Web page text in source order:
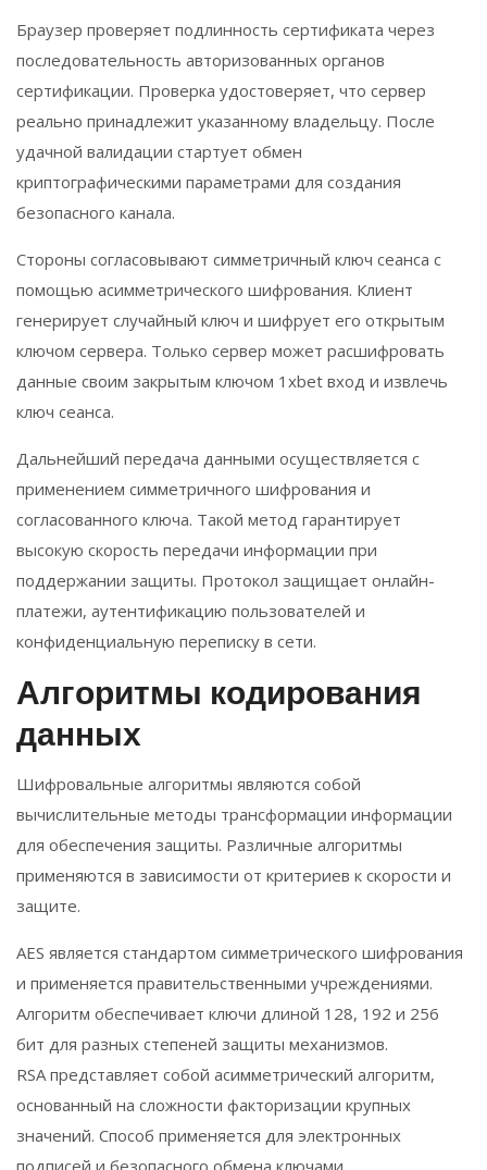
Браузер проверяет подлинность сертификата через
последовательность авторизованных органов
сертификации. Проверка удостоверяет, что сервер
реально принадлежит указанному владельцу. После
удачной валидации стартует обмен
криптографическими параметрами для создания
безопасного канала.
Стороны согласовывают симметричный ключ сеанса с
помощью асимметрического шифрования. Клиент
генерирует случайный ключ и шифрует его открытым
ключом сервера. Только сервер может расшифровать
данные своим закрытым ключом 1xbet вход и извлечь
ключ сеанса.
Дальнейший передача данными осуществляется с
применением симметричного шифрования и
согласованного ключа. Такой метод гарантирует
высокую скорость передачи информации при
поддержании защиты. Протокол защищает онлайн-
платежи, аутентификацию пользователей и
конфиденциальную переписку в сети.
Алгоритмы кодирования
данных
Шифровальные алгоритмы являются собой
вычислительные методы трансформации информации
для обеспечения защиты. Различные алгоритмы
применяются в зависимости от критериев к скорости и
защите.
AES является стандартом симметрического шифрования
и применяется правительственными учреждениями.
Алгоритм обеспечивает ключи длиной 128, 192 и 256
бит для разных степеней защиты механизмов.
RSA представляет собой асимметрический алгоритм,
основанный на сложности факторизации крупных
значений. Способ применяется для электронных
подписей и безопасного обмена ключами.